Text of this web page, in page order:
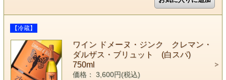
【冷蔵】
ワイン ドメーヌ・ジンク クレマン・
ダルザス・ブリュット (白スパ)
750ml
価格： 3,600円(税込)